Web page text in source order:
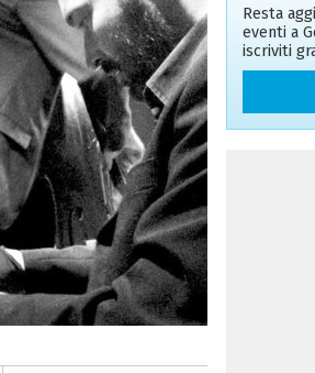
Resta
eventi a
iscriviti